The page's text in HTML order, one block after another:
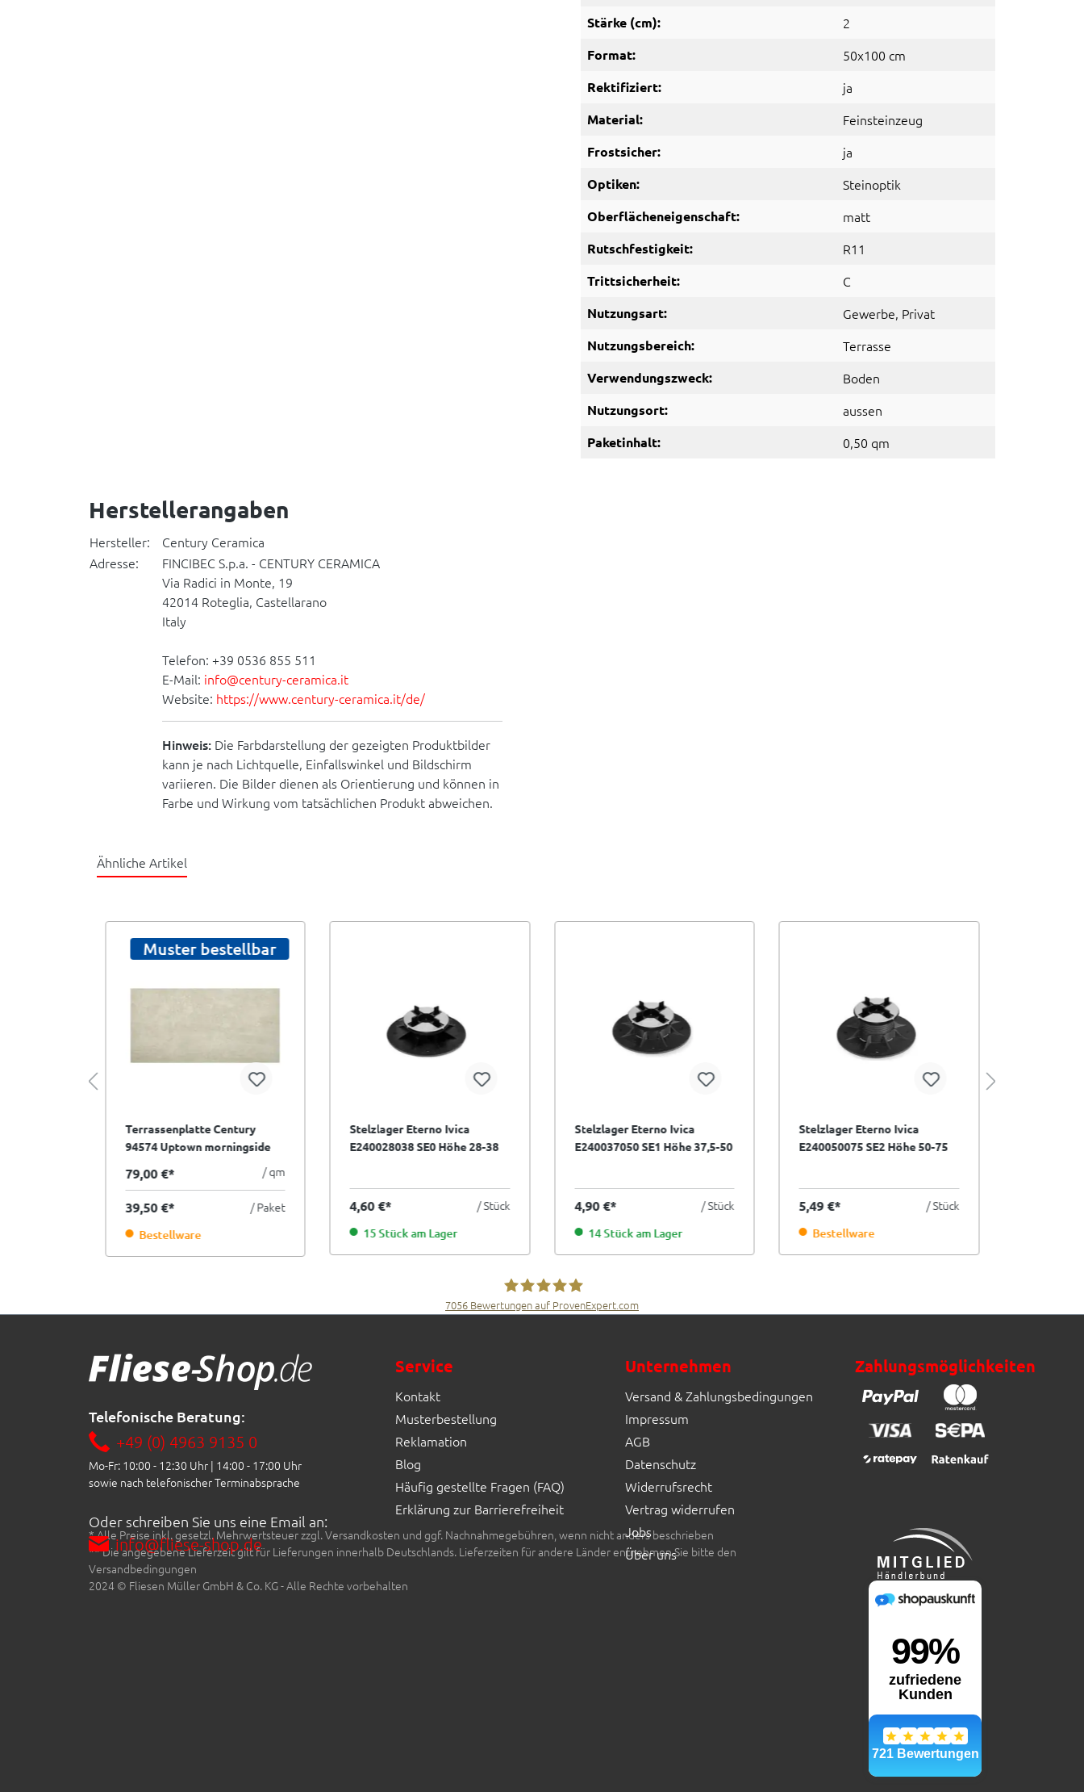
Stärke (cm): 2
Format: 50x100 cm
Rektifiziert: ja
Material: Feinsteinzeug
Frostsicher: ja
Optiken: Steinoptik
Oberflächeneigenschaft: matt
Rutschfestigkeit: R11
Trittsicherheit: C
Nutzungsart: Gewerbe, Privat
Nutzungsbereich: Terrasse
Verwendungszweck: Boden
Nutzungsort: aussen
Paketinhalt: 0,50 qm
Herstellerangaben
Hersteller:
Century Ceramica
Adresse:
FINCIBEC S.p.a. - CENTURY CERAMICA
Via Radici in Monte, 19
42014 Roteglia, Castellarano
Italy
Telefon: +39 0536 855 511
E-Mail: info@century-ceramica.it
Website: https://www.century-ceramica.it/de/
Hinweis: Die Farbdarstellung der gezeigten Produktbilder
kann je nach Lichtquelle, Einfallswinkel und Bildschirm
variieren. Die Bilder dienen als Orientierung und können in
Farbe und Wirkung vom tatsächlichen Produkt abweichen.
Ähnliche Artikel
Muster bestellbar
Terrassenplatte Century
94574 Uptown morningside
79,00 €* / qm
39,50 €* / Paket
Bestellware
Stelzlager Eterno Ivica
E240028038 SE0 Höhe 28-38
4,60 €* / Stück
15 Stück am Lager
Stelzlager Eterno Ivica
E240037050 SE1 Höhe 37,5-50
4,90 €* / Stück
14 Stück am Lager
Stelzlager Eterno Ivica
E240050075 SE2 Höhe 50-75
5,49 €* / Stück
Bestellware
7056 Bewertungen auf ProvenExpert.com
Telefonische Beratung:
+49 (0) 4963 9135 0
Mo-Fr: 10:00 - 12:30 Uhr | 14:00 - 17:00 Uhr
sowie nach telefonischer Terminabsprache
Oder schreiben Sie uns eine Email an:
info@fliese-shop.de
Service
Kontakt
Musterbestellung
Reklamation
Blog
Häufig gestellte Fragen (FAQ)
Erklärung zur Barrierefreiheit
Unternehmen
Versand & Zahlungsbedingungen
Impressum
AGB
Datenschutz
Widerrufsrecht
Vertrag widerrufen
Jobs
Über uns
Zahlungsmöglichkeiten
* Alle Preise inkl. gesetzl. Mehrwertsteuer zzgl. Versandkosten und ggf. Nachnahmegebühren, wenn nicht anders beschrieben
** Die angegebene Lieferzeit gilt für Lieferungen innerhalb Deutschlands. Lieferzeiten für andere Länder entnehmen Sie bitte den
Versandbedingungen
2024 © Fliesen Müller GmbH & Co. KG - Alle Rechte vorbehalten